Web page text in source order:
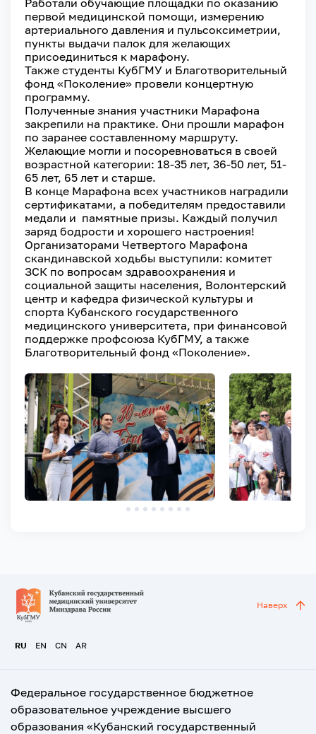
первой медицинской помощи, измерению
артериального давления и пульсоксиметрии,
пункты выдачи палок для желающих
присоединиться к марафону.
Также студенты КубГМУ и Благотворительный
фонд «Поколение» провели концертную
программу.
Полученные знания участники Марафона
закрепили на практике. Они прошли марафон
по заранее составленному маршруту.
Желающие могли и посоревноваться в своей
возрастной категории: 18-35 лет, 36-50 лет, 51-
65 лет, 65 лет и старше.
В конце Марафона всех участников наградили
сертификатами, а победителям предоставили
медали и памятные призы. Каждый получил
заряд бодрости и хорошего настроения!
Организаторами Четвертого Марафона
скандинавской ходьбы выступили: комитет
ЗСК по вопросам здравоохранения и
социальной защиты населения, Волонтерский
центр и кафедра физической культуры и
спорта Кубанского государственного
медицинского университета, при финансовой
поддержке профсоюза КубГМУ, а также
Благотворительный фонд «Поколение».
RU EN CN AR
Наверх
Федеральное государственное бюджетное
образовательное учреждение высшего
образования «Кубанский государственный